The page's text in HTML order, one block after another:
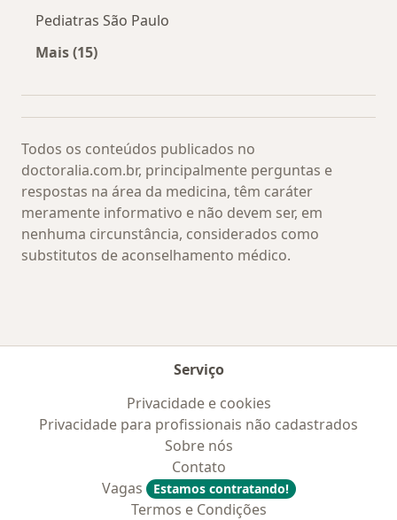
Pediatras São Paulo
Mais (15)
Todos os conteúdos publicados no
doctoralia.com.br, principalmente perguntas e
respostas na área da medicina, têm caráter
meramente informativo e não devem ser, em
nenhuma circunstância, considerados como
substitutos de aconselhamento médico.
Serviço
Privacidade e cookies
Privacidade para profissionais não cadastrados
Sobre nós
Contato
Vagas
Estamos contratando!
Termos e Condições